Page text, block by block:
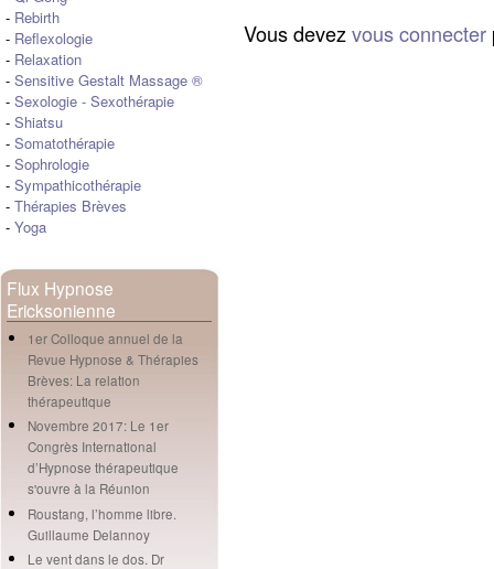
- Rebirth
- Reflexologie
- Relaxation
- Sensitive Gestalt Massage ®
- Sexologie - Sexothérapie
- Shiatsu
- Somatothérapie
- Sophrologie
- Sympathicothérapie
- Thérapies Brèves
- Yoga
Flux Hypnose
Ericksonienne
1er Colloque annuel de la
Revue Hypnose & Thérapies
Brèves: La relation
thérapeutique
Novembre 2017: Le 1er
Congrès International
d’Hypnose thérapeutique
s'ouvre à la Réunion
Roustang, l’homme libre.
Guillaume Delannoy
Le vent dans le dos. Dr
Vous devez vous connecter